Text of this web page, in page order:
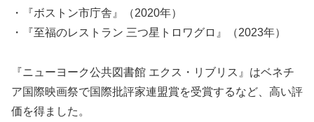
・『ボストン市庁舎』（2020年）
・『至福のレストラン 三つ星トロワグロ』（2023年）
『ニューヨーク公共図書館 エクス・リブリス』はベネチ
ア国際映画祭で国際批評家連盟賞を受賞するなど、高い評
価を得ました。